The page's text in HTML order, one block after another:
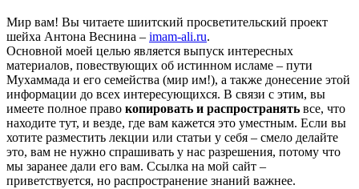
Мир вам! Вы читаете шиитский просветительский проект
шейха Антона Веснина – imam-ali.ru.
Основной моей целью является выпуск интересных
материалов, повествующих об истинном исламе – пути
Мухаммада и его семейства (мир им!), а также донесение этой
информации до всех интересующихся. В связи с этим, вы
имеете полное право копировать и распространять все, что
находите тут, и везде, где вам кажется это уместным. Если вы
хотите разместить лекции или статьи у себя – смело делайте
это, вам не нужно спрашивать у нас разрешения, потому что
мы заранее дали его вам. Ссылка на мой сайт –
приветствуется, но распространение знаний важнее.